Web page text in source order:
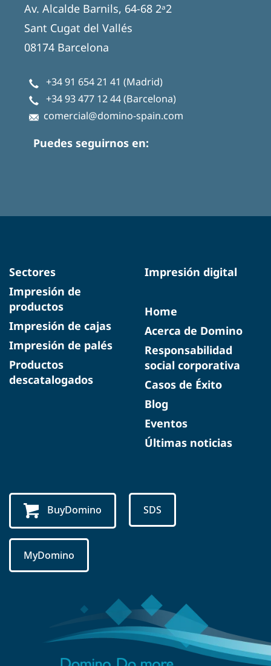
Av. Alcalde Barnils, 64-68 2ᵃ2
Sant Cugat del Vallés
08174 Barcelona
+34 91 654 21 41 (Madrid)
+34 93 477 12 44(Barcelona)
comercial@domino-spain.com
Puedes seguirnos en:
Sectores
Impresión de
productos
Impresión de cajas
Impresión de palés
Productos
descatalogados
Impresión digital
Home
Acerca de Domino
Responsabilidad
social corporativa
Casos de Éxito
Blog
Eventos
Últimas noticias
BuyDomino SDS
MyDomino